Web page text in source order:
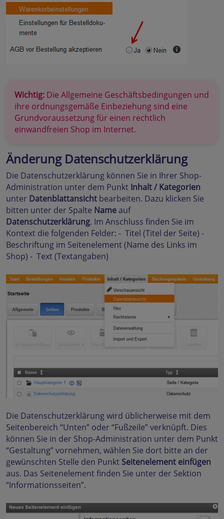
Wichtig: Die Allgemeine Geschäftsbedingungen und
ihre ordnungsgemäße Einbeziehung sind eine
Grundvoraussetzung für einen rechtlich
einwandfreien Shop im Internet.
Änderung Datenschutzerklärung
Die Datenschutzerklärung können Sie in Ihrer Shop-
Administration unter dem Punkt Inhalt / Kategorien
unter Datenblattansicht bearbeiten. Dazu klicken Sie
bitten unter der Spalte Name auf
Datenschutzerklärung. Im Anschluss finden Sie im
Kontext die folgenden Felder: - Titel (Titel der Seite) -
Beschriftung im Seitenelement (Name des Links im
Shop) - Text (Textangaben)
Die Datenschutzerklärung wird üblicherweise mit dem
Seitenbereich “Unten” oder “Fußzeile” verknüpft. Dies
können Sie in der Shop-Administration unter dem Punkt
“Gestaltung” vornehmen, wählen Sie dort bitte an der
gewünschten Stelle den Punkt Seitenelement einfügen
aus. Das Seitenelement finden Sie unter der Sektion
“Informationsseiten”.